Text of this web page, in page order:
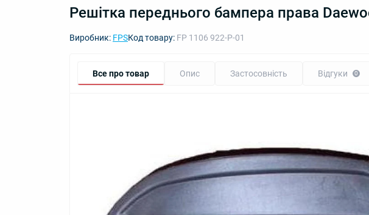
Решітка переднього бампера права
Виробник: FPSКод товару: FP 1106 922-P-01
Все про товар Опис Застосовність Відгуки 0